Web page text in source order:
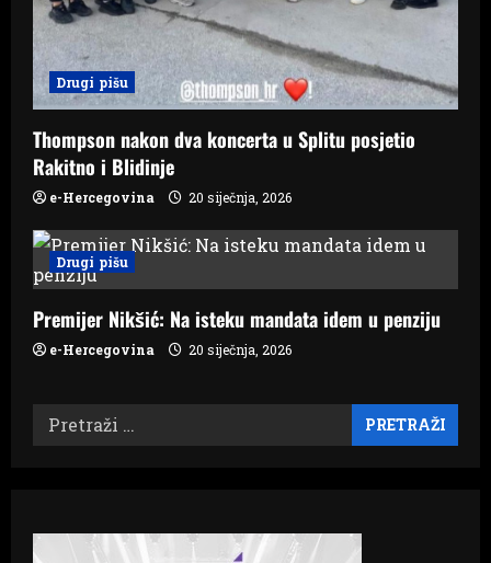
Drugi pišu
Thompson nakon dva koncerta u Splitu posjetio
Rakitno i Blidinje
e-Hercegovina 20 siječnja, 2026
Drugi pišu
Premijer Nikšić: Na isteku mandata idem u penziju
e-Hercegovina 20 siječnja, 2026
Pretraži: